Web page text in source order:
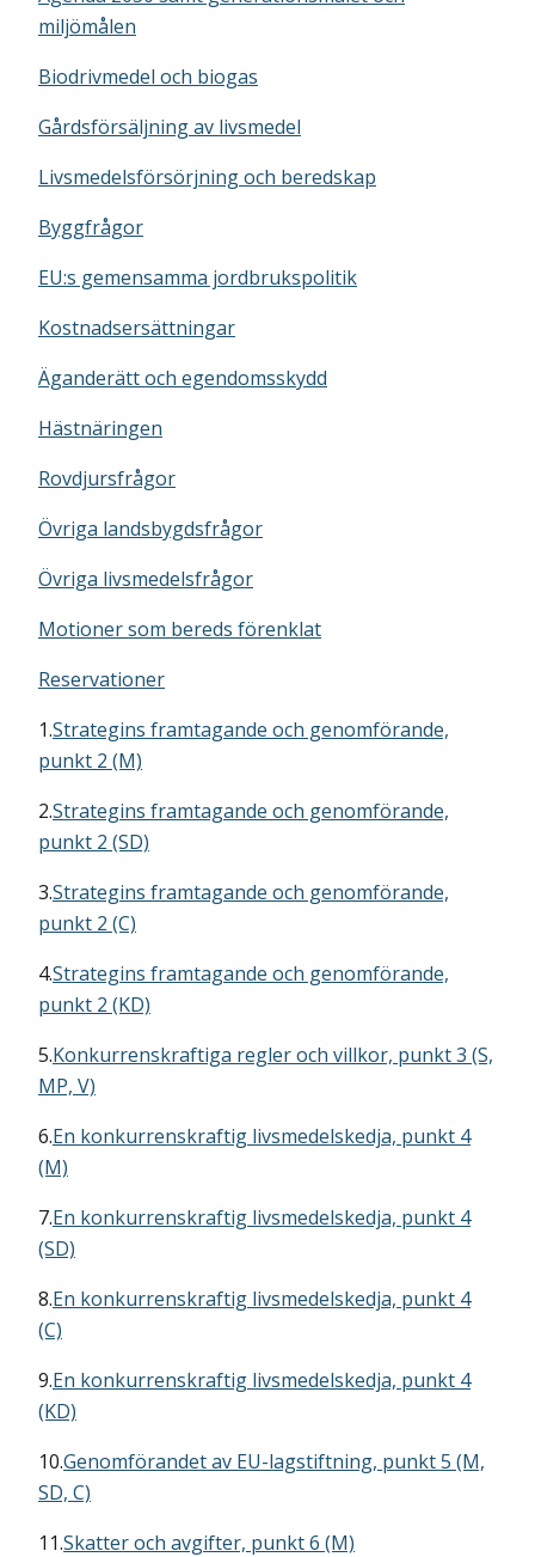
miljömålen
Biodrivmedel och biogas
Gårdsförsäljning av livsmedel
Livsmedelsförsörjning och beredskap
Byggfrågor
EU:s gemensamma jordbrukspolitik
Kostnadsersättningar
Äganderätt och egendomsskydd
Hästnäringen
Rovdjursfrågor
Övriga landsbygdsfrågor
Övriga livsmedelsfrågor
Motioner som bereds förenklat
Reservationer
1.Strategins framtagande och genomförande,
punkt 2 (M)
2.Strategins framtagande och genomförande,
punkt 2 (SD)
3.Strategins framtagande och genomförande,
punkt 2 (C)
4.Strategins framtagande och genomförande,
punkt 2 (KD)
5.Konkurrenskraftiga regler och villkor, punkt 3 (S,
MP, V)
6.En konkurrenskraftig livsmedelskedja, punkt 4
(M)
7.En konkurrenskraftig livsmedelskedja, punkt 4
(SD)
8.En konkurrenskraftig livsmedelskedja, punkt 4
(C)
9.En konkurrenskraftig livsmedelskedja, punkt 4
(KD)
10.Genomförandet av EU-lagstiftning, punkt 5 (M,
SD, C)
11.Skatter och avgifter, punkt 6 (M)